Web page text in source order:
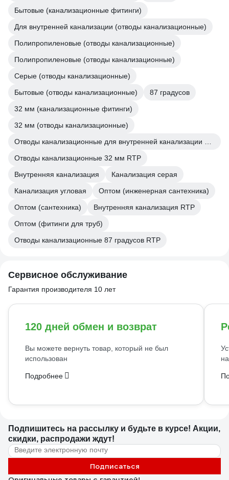
Бытовые (канализационные фитинги)
Для внутренней канализации (отводы канализационные)
Полипропиленовые (отводы канализационные)
Полипропиленовые (отводы канализационные)
Серые (отводы канализационные)
Бытовые (отводы канализационные)
87 градусов
32 мм (канализационные фитинги)
32 мм (отводы канализационные)
Отводы канализационные 32 мм RTP
Внутренняя канализация
Канализация серая
Канализация угловая
Оптом (инженерная сантехника)
Оптом (сантехника)
Внутренняя канализация RTP
Оптом (фитинги для труб)
Отводы канализационные 87 градусов RTP
Сервисное обслуживание
Гарантия производителя 10 лет
120 дней обмен и возврат
Вы можете вернуть товар, который не был
использован
Подробнее
Подпишитесь на рассылку и будьте в курсе! Акции,
скидки, распродажи ждут!
Подписаться